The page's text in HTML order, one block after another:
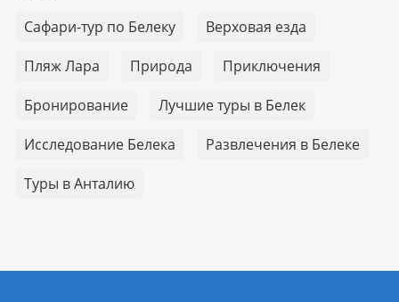
Сафари-тур по Белеку
Верховая езда
Пляж Лара
Природа
Приключения
Бронирование
Лучшие туры в Белек
Исследование Белека
Развлечения в Белеке
Туры в Анталию